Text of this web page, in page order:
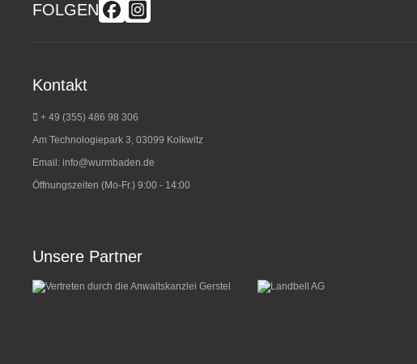
FOLGEN
Kontakt
+ 49 (355) 486 98 306
Am Technologiepark 3, 03099 Kolkwitz
Email: info@wurmbaden.de
Öffnungszeiten (Mo-Fr.) 9:00 - 14:00
Unsere Partner